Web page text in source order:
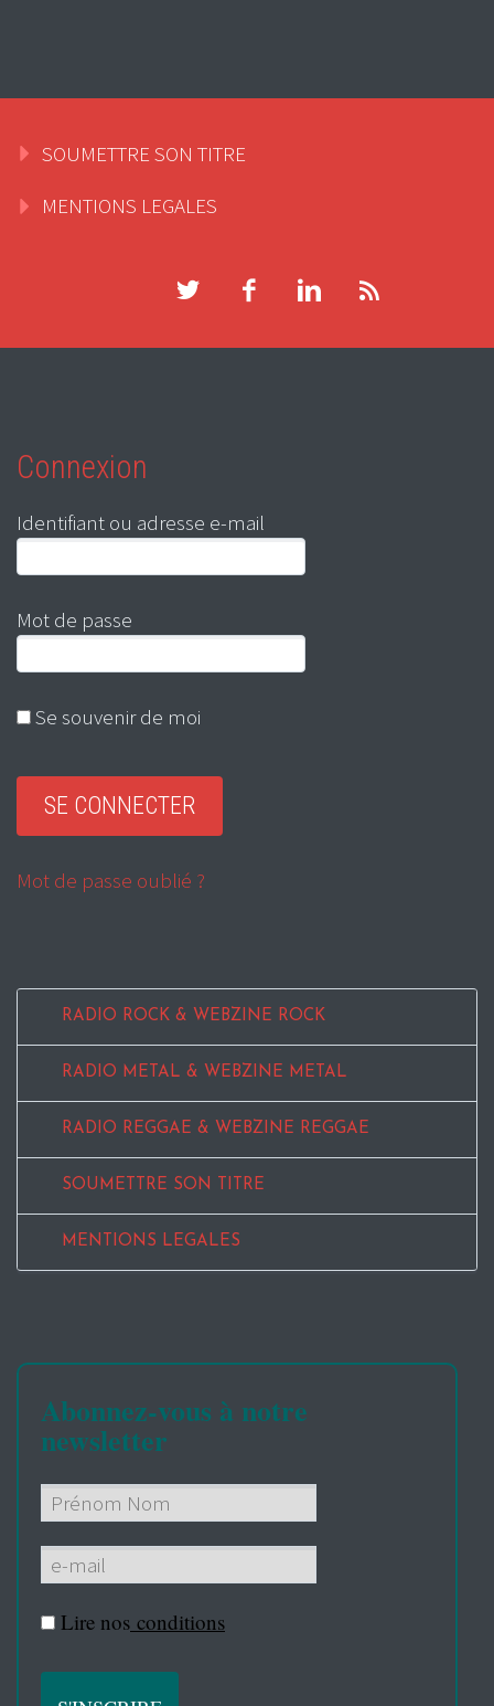
SOUMETTRE SON TITRE
MENTIONS LEGALES
Connexion
Identifiant ou adresse e-mail
Mot de passe
Se souvenir de moi
Mot de passe oublié ?
RADIO ROCK & WEBZINE ROCK
RADIO METAL & WEBZINE METAL
RADIO REGGAE & WEBZINE REGGAE
SOUMETTRE SON TITRE
MENTIONS LEGALES
Abonnez-vous à notre
newsletter
Lire nos conditions